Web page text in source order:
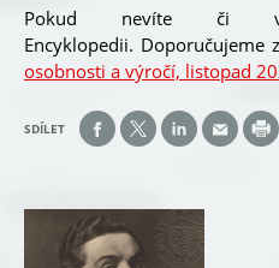
Pokud nevíte či
Encyklopedii. Doporučujeme
osobnosti a výročí, listopad
SDÍLET